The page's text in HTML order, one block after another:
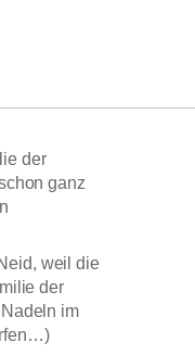
der
ganz
weil die
der
im